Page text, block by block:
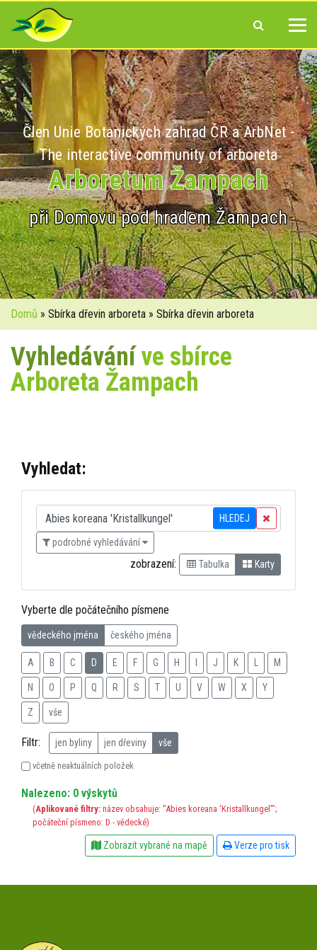
Člen Unie Botanických zahrad ČR a ArbNet -
The interactive community of arboreta
Arboretum Žampach
při Domovu pod hradem Žampach
Domů » Sbírka dřevin arboreta » Sbírka dřevin arboreta
Vyhledáváníve sbírce
Arboreta Žampach
Vyhledat:
HLEDEJ
podrobné vyhledávání
zobrazení: Tabulka Karty
Vyberte dle počátečního písmene
vědeckého jména českého jména
A B C D E F G H J K M
N O P Q R S T U V W X Y
Z vše
Filtr: jen byliny jen dřeviny vše
včetně neaktuálních položek
Nalezeno: 0 výskytů
(Aplikované filtry: název obsahuje: "Abies koreana 'Kristallkungel'";
počáteční písmeno: D - vědecké)
Zobrazit vybrané na mapě Verze pro tisk